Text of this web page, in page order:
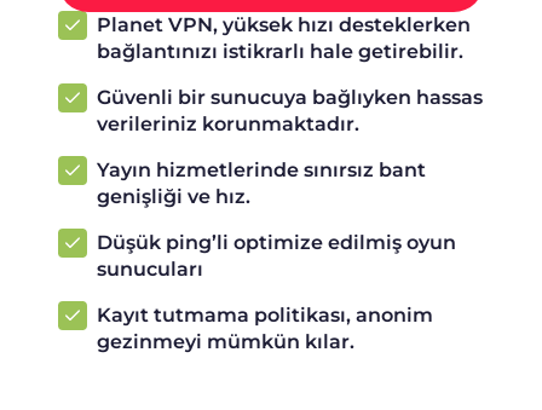
Planet VPN, yüksek hızı desteklerken
bağlantınızı istikrarlı hale getirebilir.
Güvenli bir sunucuya bağlıyken hassas
verileriniz korunmaktadır.
Yayın hizmetlerinde sınırsız bant
genişliği ve hız.
Düşük ping’li optimize edilmiş oyun
sunucuları
Kayıt tutmama politikası, anonim
gezinmeyi mümkün kılar.